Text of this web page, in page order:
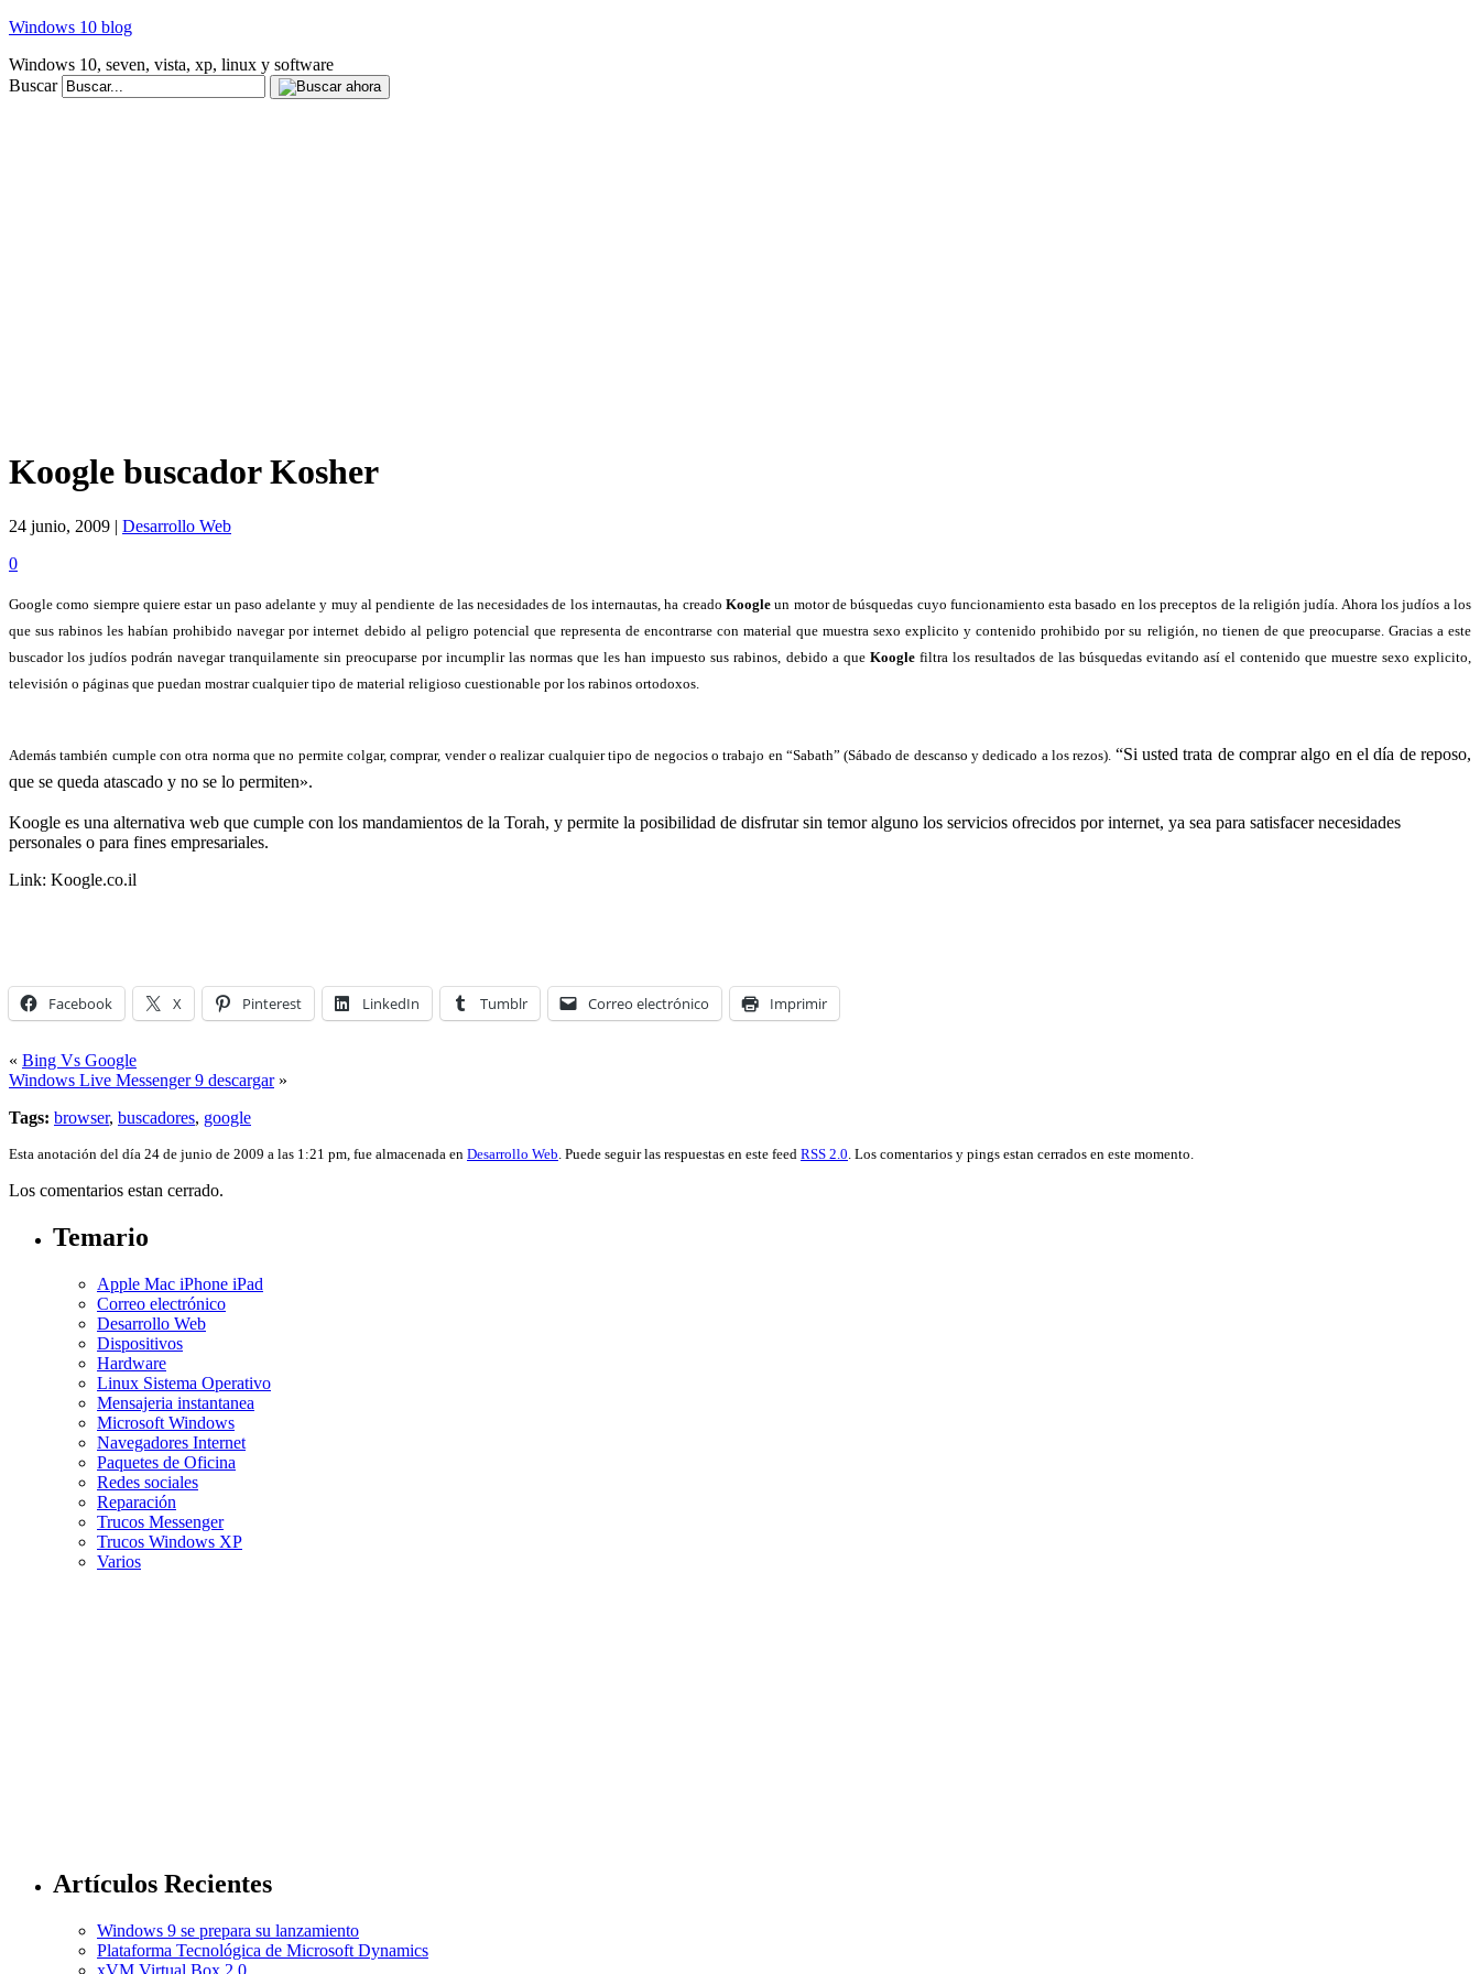
Windows 10 blog
Windows 10, seven, vista, xp, linux y software
Buscar
Koogle buscador Kosher
24 junio, 2009 | Desarrollo Web
0
Google como siempre quiere estar un paso adelante y muy al pendiente de las necesidades de los internautas, ha creado Koogle un motor de búsquedas cuyo funcionamiento esta basado en los preceptos de la religión judía. Ahora los judíos a los
que sus rabinos les habían prohibido navegar por internet debido al peligro potencial que representa de encontrarse con material que muestra sexo explicito y contenido prohibido por su religión, no tienen de que preocuparse. Gracias a este
buscador los judíos podrán navegar tranquilamente sin preocuparse por incumplir las normas que les han impuesto sus rabinos, debido a que Kooglefiltra los resultados de las búsquedas evitando así el contenido que muestre sexo explicito,
televisión o páginas que puedan mostrar cualquier tipo de material religioso cuestionable por los rabinos ortodoxos.
Además también cumple con otra norma que no permite colgar, comprar, vender o realizar cualquier tipo de negocios o trabajo en “Sabath” (Sábado de descanso y dedicado a los rezos). “Si usted trata de comprar algo en el día de reposo,
que se queda atascado y no se lo permiten».
Koogle es una alternativa web que cumple con los mandamientos de la Torah, y permite la posibilidad de disfrutar sin temor alguno los servicios ofrecidos por internet, ya sea para satisfacer necesidades
personales o para fines empresariales.
Link: Koogle.co.il
Facebook X Pinterest LinkedIn Tumblr Correo electrónico Imprimir
« Bing Vs Google
Windows Live Messenger 9 descargar»
Tags: browser, buscadores, google
Esta anotación del día 24 de junio de 2009 a las 1:21 pm, fue almacenada en Desarrollo Web . Puede seguir las respuestas en este feed RSS 2.0 . Los comentarios y pings estan cerrados en este momento.
Los comentarios estan cerrado.
Temario
Apple Mac iPhone iPad
Correo electrónico
Desarrollo Web
Dispositivos
Hardware
Linux Sistema Operativo
Mensajeria instantanea
Microsoft Windows
Navegadores Internet
Paquetes de Oficina
Redes sociales
Reparación
Trucos Messenger
Trucos Windows XP
Varios
Artículos Recientes
Windows 9 se prepara su lanzamiento
Plataforma Tecnológica de Microsoft Dynamics
xVM Virtual Box 2.0